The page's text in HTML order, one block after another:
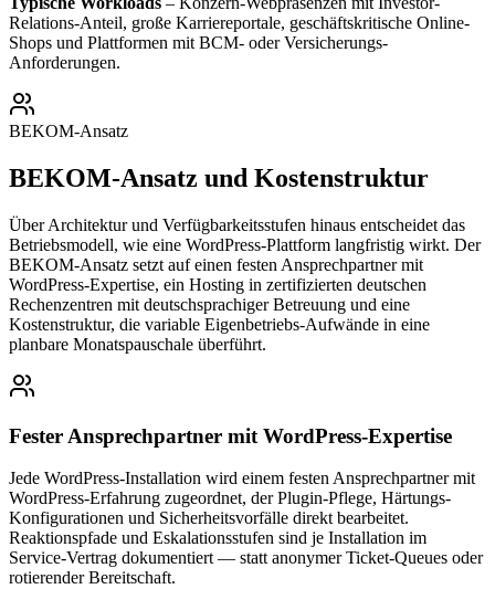
Relations-Anteil, große Karriereportale, geschäftskritische Online-
Shops und Plattformen mit BCM- oder Versicherungs-
Anforderungen.
BEKOM-Ansatz
BEKOM-Ansatz und Kostenstruktur
Über Architektur und Verfügbarkeitsstufen hinaus entscheidet das
Betriebsmodell, wie eine WordPress-Plattform langfristig wirkt. Der
BEKOM-Ansatz setzt auf einen festen Ansprechpartner mit
WordPress-Expertise, ein Hosting in zertifizierten deutschen
Rechenzentren mit deutschsprachiger Betreuung und eine
Kostenstruktur, die variable Eigenbetriebs-Aufwände in eine
planbare Monatspauschale überführt.
Fester Ansprechpartner mit WordPress-Expertise
Jede WordPress-Installation wird einem festen Ansprechpartner mit
WordPress-Erfahrung zugeordnet, der Plugin-Pflege, Härtungs-
Konfigurationen und Sicherheitsvorfälle direkt bearbeitet.
Reaktionspfade und Eskalationsstufen sind je Installation im
Service-Vertrag dokumentiert — statt anonymer Ticket-Queues oder
rotierender Bereitschaft.